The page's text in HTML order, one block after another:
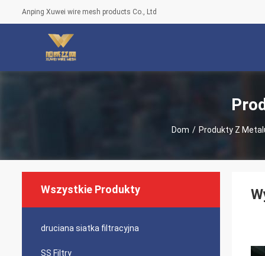
Anping Xuwei wire mesh products Co., Ltd
Dom / Produkty Z
Wszystkie Produkty
druciana siatka filtracyjna
SS Filtry